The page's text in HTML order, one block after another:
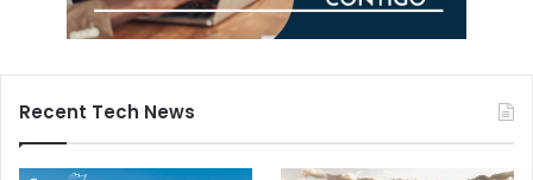
Recent Tech News